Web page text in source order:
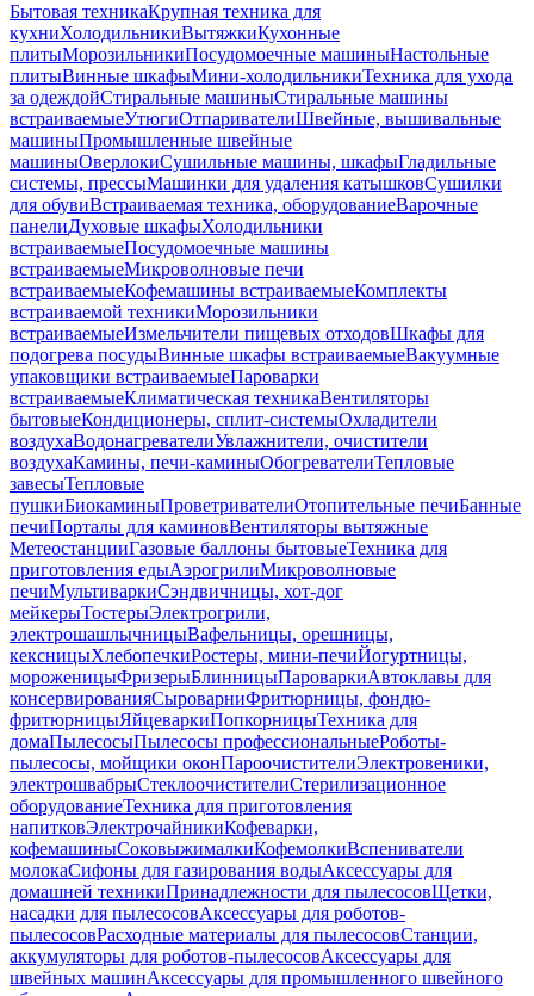
Бытовая техникаКрупная техника для
кухниХолодильникиВытяжкиКухонные
плитыМорозильникиПосудомоечные машиныНастольные
плитыВинные шкафыМини-холодильникиТехника для ухода
за одеждойСтиральные машиныСтиральные машины
встраиваемыеУтюгиОтпаривателиШвейные, вышивальные
машиныПромышленные швейные
машиныОверлокиСушильные машины, шкафыГладильные
системы, прессыМашинки для удаления катышковСушилки
для обувиВстраиваемая техника, оборудованиеВарочные
панелиДуховые шкафыХолодильники
встраиваемыеПосудомоечные машины
встраиваемыеМикроволновые печи
встраиваемыеКофемашины встраиваемыеКомплекты
встраиваемой техникиМорозильники
встраиваемыеИзмельчители пищевых отходовШкафы для
подогрева посудыВинные шкафы встраиваемыеВакуумные
упаковщики встраиваемыеПароварки
встраиваемыеКлиматическая техникаВентиляторы
бытовыеКондиционеры, сплит-системыОхладители
воздухаВодонагревателиУвлажнители, очистители
воздухаКамины, печи-каминыОбогревателиТепловые
завесыТепловые
пушкиБиокаминыПроветривателиОтопительные печиБанные
печиПорталы для каминовВентиляторы вытяжные
МетеостанцииГазовые баллоны бытовыеТехника для
приготовления едыАэрогрилиМикроволновые
печиМультиваркиСэндвичницы, хот-дог
мейкерыТостерыЭлектрогрили,
электрошашлычницыВафельницы, орешницы,
кексницыХлебопечкиРостеры, мини-печиЙогуртницы,
мороженицыФризерыБлинницыПароваркиАвтоклавы для
консервированияСыроварниФритюрницы, фондю-
фритюрницыЯйцеваркиПопкорницыТехника для
домаПылесосыПылесосы профессиональныеРоботы-
пылесосы, мойщики оконПароочистителиЭлектровеники,
электрошвабрыСтеклоочистителиСтерилизационное
оборудованиеТехника для приготовления
напитковЭлектрочайникиКофеварки,
кофемашиныСоковыжималкиКофемолкиВспениватели
молокаСифоны для газирования водыАксессуары для
домашней техникиПринадлежности для пылесосовЩетки,
насадки для пылесосовАксессуары для роботов-
пылесосовРасходные материалы для пылесосовСтанции,
аккумуляторы для роботов-пылесосовАксессуары для
швейных машинАксессуары для промышленного швейного